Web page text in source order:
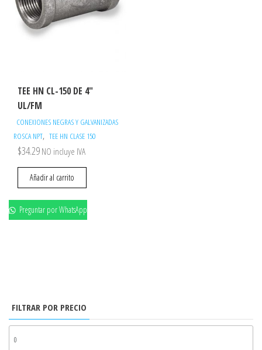
TEE HN CL-150 DE 4″
UL/FM
CONEXIONES NEGRAS Y GALVANIZADAS
ROSCA NPT, TEE HN CLASE 150
$34.29 NO incluye IVA
Añadir al carrito
Preguntar por WhatsApp
FILTRAR POR PRECIO